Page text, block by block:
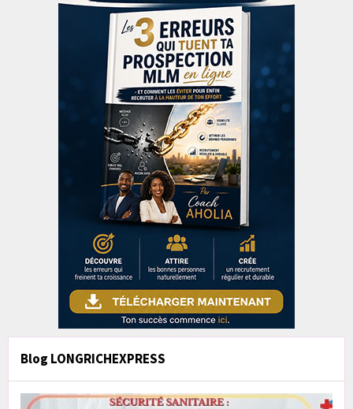
Blog LONGRICHEXPRESS